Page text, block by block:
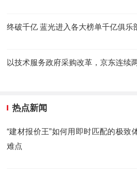
终破千亿 蓝光进入各大榜单千亿俱乐
以技术服务政府采购改革，京东连续
热点新闻
“建材报价王”如何用即时匹配的极致
难点